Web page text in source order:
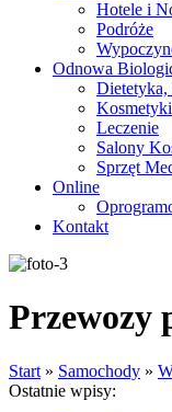
Hotele i
Podróże
Odnowa
Dietetyka,
Kosmetyki
Leczenie
Salony
Sprzęt
Online
Kontakt
Przewozy
Start » Samochody »
Ostatnie wpisy: